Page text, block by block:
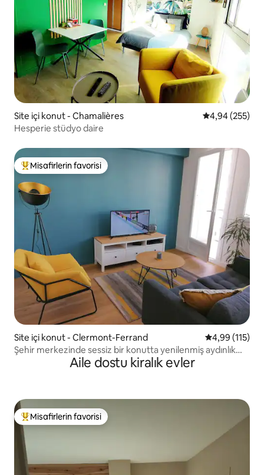
Site içi konut - Chamalières 5 üzerinden
4,94 (255)
Hesperie stüdyo daire
Misafirlerin favorilerinden en beğenilenler arasında
Misafirlerin favorisi
Site içi konut - Clermont-Ferrand 5 üzerinden
4,99 (115)
Şehir merkezinde sessiz bir konutta yenilenmiş aydınlık
Aile dostu kiralık evler
Misafirlerin favorilerinden en beğenilenler arasında
Misafirlerin favorisi